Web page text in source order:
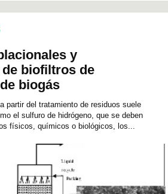
y
biofiltros de
biogás
partir del tratamiento de residuos suele
el sulfuro de hidrógeno, que se deben
físicos, químicos o biológicos, los...